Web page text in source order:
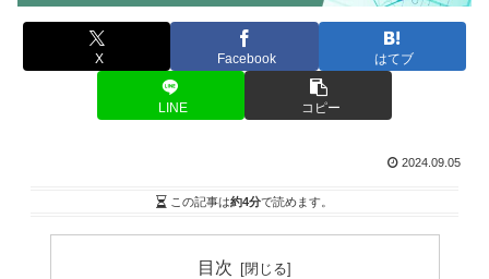
X Facebook はてブ
LINE コピー
2024.09.05
この記事は約4分で読めます。
目次